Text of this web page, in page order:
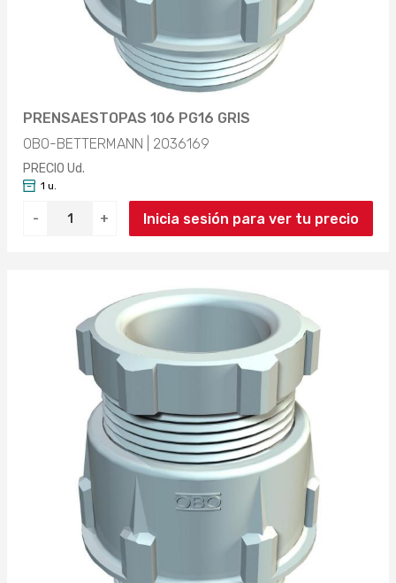
PRENSAESTOPAS 106 PG16 GRIS
OBO-BETTERMANN | 2036169
PRECIO Ud.
- +
1 u.
Inicia sesión para ver tu precio